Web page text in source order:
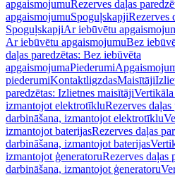
apgaismojumuRezerves daļas
apgaismojumuSpoguļskapjiRezerves
SpoguļskapjiAr iebūvētu
Ar iebūvētu apgaismojumuBez
daļas paredzētas: Bez iebūvēta
apgaismojumaPiederumi
piederumiKontaktligzdasMaisītāji
paredzētas: Izlietnes maisītājiVertikāla
izmantojot elektrotīkluRezerves
darbināšana, izmantojot elektrotīklu
izmantojot baterijasRezerves daļas
darbināšana, izmantojot baterijas
izmantojot ģeneratoruRezerves daļas
darbināšana, izmantojot ģeneratoru